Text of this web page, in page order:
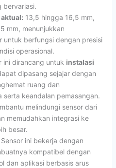
bervariasi.
13,5 hingga 16,5 mm,
mm, menunjukkan
untuk berfungsi dengan presisi
operasional.
ini dirancang untuk instalasi
dipasang sejajar dengan
ruang dan
serta keandalan pemasangan.
melindungi sensor dari
memudahkan integrasi ke
besar.
Sensor ini bekerja dengan
kompatibel dengan
dan aplikasi berbasis arus